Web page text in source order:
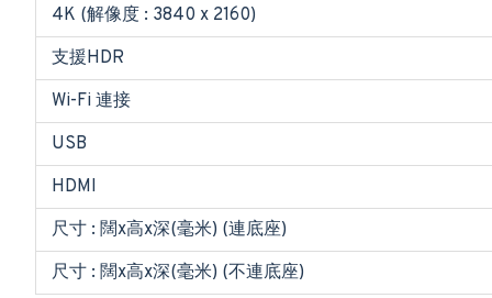
4K (解像度 : 3840 x 2160)
支援HDR
Wi-Fi 連接
USB
HDMI
尺寸 : 闊x高x深(毫米) (連底座)
尺寸 : 闊x高x深(毫米) (不連底座)